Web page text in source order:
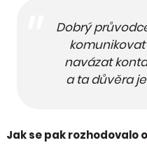
Dobrý
navázat
a ta důvěra
Jak se pak rozhodovalo